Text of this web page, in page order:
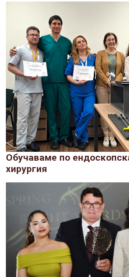
Обучаваме по
хирургия